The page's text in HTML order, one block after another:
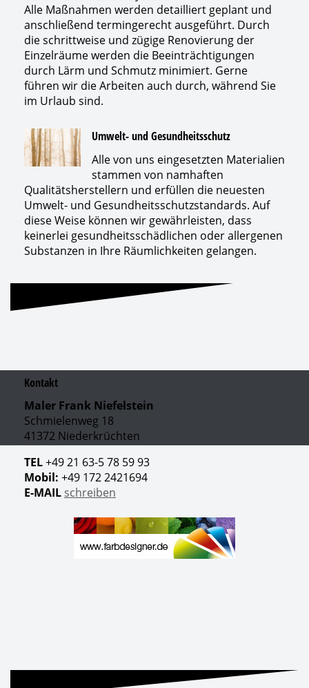
Alle Maßnahmen werden detailliert geplant und
anschließend termingerecht ausgeführt. Durch
die schrittweise und zügige Renovierung der
Einzelräume werden die Beeinträchtigungen
durch Lärm und Schmutz minimiert. Gerne
führen wir die Arbeiten auch durch, während Sie
im Urlaub sind.
Umwelt- und Gesundheitsschutz
Alle von uns eingesetzten Materialien
stammen von namhaften
Qualitätsherstellern und erfüllen die neuesten
Umwelt- und Gesundheitsschutzstandards. Auf
diese Weise können wir gewährleisten, dass
keinerlei gesundheitsschädlichen oder allergenen
Substanzen in Ihre Räumlichkeiten gelangen.
Kontakt
Maler Frank Niefelstein
Schmielenweg 18
41372 Niederkrüchten
TEL+49 21 63-5 78 59 93
Mobil: +49 172 2421694
E-MAIL schreiben